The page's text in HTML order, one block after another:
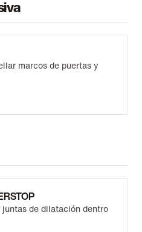
marcos de puertas y
de dilatación dentro